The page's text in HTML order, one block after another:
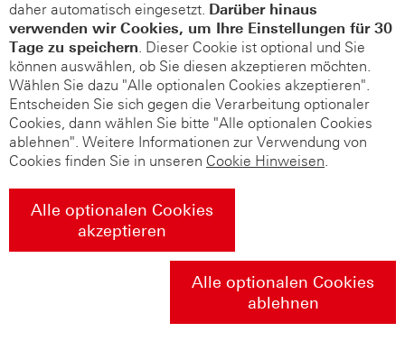
daher automatisch eingesetzt. Darüber hinaus
verwenden wir Cookies, um Ihre Einstellungen für 30
Tage zu speichern. Dieser Cookie ist optional und Sie
können auswählen, ob Sie diesen akzeptieren möchten.
Wählen Sie dazu "Alle optionalen Cookies akzeptieren".
Entscheiden Sie sich gegen die Verarbeitung optionaler
Cookies, dann wählen Sie bitte "Alle optionalen Cookies
ablehnen". Weitere Informationen zur Verwendung von
Cookies finden Sie in unseren Cookie Hinweisen.
Alle optionalen Cookies
akzeptieren
Alle optionalen Cookies
ablehnen